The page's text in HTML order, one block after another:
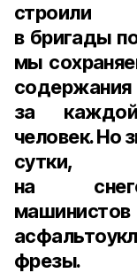
строили
в бригады
мы
содержания
за
человек. Но
сутки,
на
фрезы.